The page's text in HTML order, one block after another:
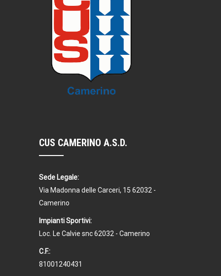
CUS CAMERINO A.S.D.
Sede Legale:
Via Madonna delle Carceri, 15 62032 -
Camerino
Impianti Sportivi:
Loc. Le Calvie snc 62032 - Camerino
C.F.:
81001240431